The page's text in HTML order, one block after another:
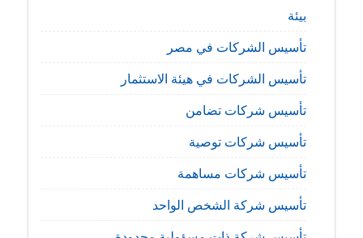
بيئة
تأسيس الشركات في مصر
تأسيس الشركات في هيئة الاستثمار
تأسيس شركات تضامن
تأسيس شركات توصية
تأسيس شركات مساهمة
تأسيس شركة الشخص الواحد